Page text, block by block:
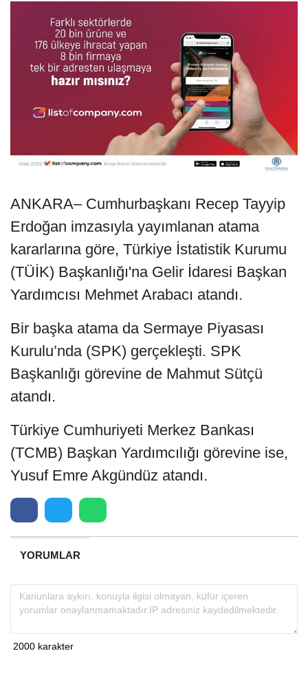
ANKARA– Cumhurbaşkanı Recep Tayyip
Erdoğan imzasıyla yayımlanan atama
kararlarına göre, Türkiye İstatistik Kurumu
(TÜİK) Başkanlığı'na Gelir İdaresi Başkan
Yardımcısı Mehmet Arabacı atandı.
Bir başka atama da Sermaye Piyasası
Kurulu’nda (SPK) gerçekleşti. SPK
Başkanlığı görevine de Mahmut Sütçü
atandı.
Türkiye Cumhuriyeti Merkez Bankası
(TCMB) Başkan Yardımcılığı görevine ise,
Yusuf Emre Akgündüz atandı.
YORUMLAR